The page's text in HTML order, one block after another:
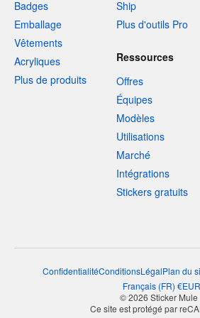
Badges
Emballage
Vêtements
Acryliques
Plus de produits
Ship
Plus d'outils Pro
Ressources
Offres
Équipes
Modèles
Utilisations
Marché
Intégrations
Stickers gratuits
ConfidentialitéConditionsLégalPlan du
Français (FR) €EUR
© 2026 Sticker Mule
Ce site est protégé par